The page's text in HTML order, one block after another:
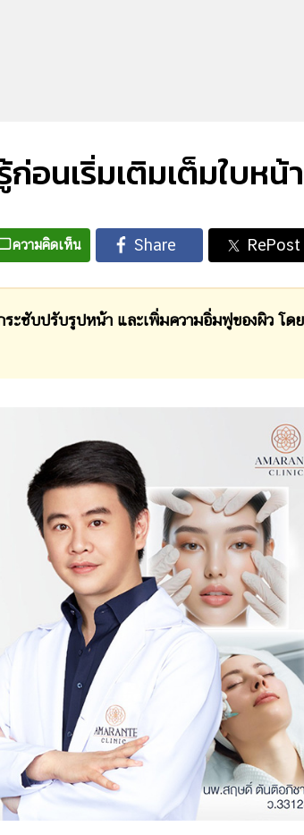
อนเริ่มเติมเต็มใบหน้า
ความคิดเห็น
ะชับปรับรูปหน้า และเพิ่มความอิ่มฟูของผิว โดย